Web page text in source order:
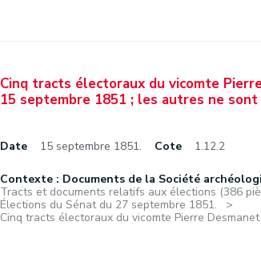
Cinq tracts électoraux du vicomte
15 septembre 1851 ; les autres ne
Date 15 septembre 1851. Cote 1.12.2
Contexte : Documents de la Société
Tracts et documents relatifs aux élections (386
Élections du Sénat du 27 septembre 1851.
Cinq tracts électoraux du vicomte Pierre Desmanet